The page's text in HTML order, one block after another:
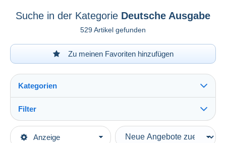
Suche in der Kategorie Deutsche Ausgabe
529 Artikel gefunden
Zu meinen Favoriten hinzufügen
Anzeige
Kategorien
Hauptkategorien
Filter
Art der Verkäufe